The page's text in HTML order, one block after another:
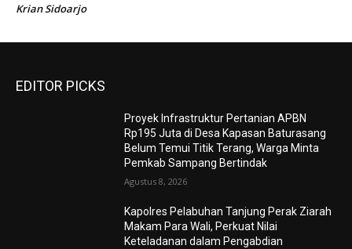
Krian Sidoarjo
EDITOR PICKS
Proyek Infrastruktur Pertanian APBN
Rp195 Juta di Desa Kapasan Baturasang
Belum Temui Titik Terang, Warga Minta
Pemkab Sampang Bertindak
Agustus 8, 2026
Kapolres Pelabuhan Tanjung Perak Ziarah
Makam Para Wali, Perkuat Nilai
Keteladanan dalam Pengabdian